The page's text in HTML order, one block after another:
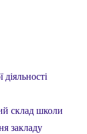
склад школи
закладу